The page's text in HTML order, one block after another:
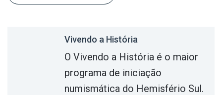
Vivendo a História
O Vivendo a História é o maior
programa de iniciação
numismática do Hemisfério Sul.